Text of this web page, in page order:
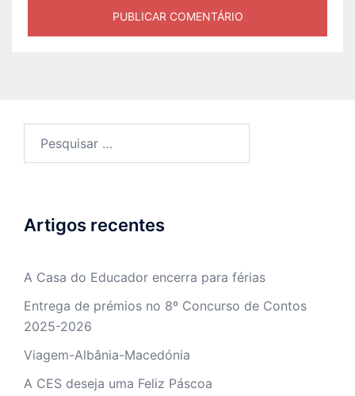
Artigos recentes
A Casa do Educador encerra para férias
Entrega de prémios no 8º Concurso de Contos
2025-2026
Viagem-Albânia-Macedónia
A CES deseja uma Feliz Páscoa